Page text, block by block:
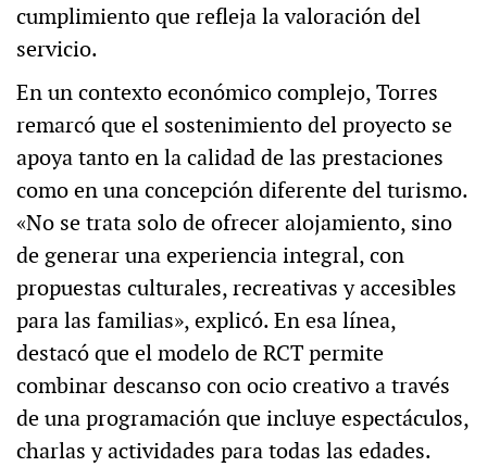
cumplimiento que refleja la valoración del
servicio.
En un contexto económico complejo, Torres
remarcó que el sostenimiento del proyecto se
apoya tanto en la calidad de las prestaciones
como en una concepción diferente del turismo.
«No se trata solo de ofrecer alojamiento, sino
de generar una experiencia integral, con
propuestas culturales, recreativas y accesibles
para las familias», explicó. En esa línea,
destacó que el modelo de RCT permite
combinar descanso con ocio creativo a través
de una programación que incluye espectáculos,
charlas y actividades para todas las edades.